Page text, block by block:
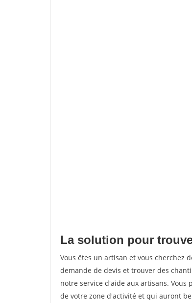
La solution pour
Vous êtes un artisan et vous cherchez
demande de devis et trouver des
notre service d'aide aux artisans.
de votre zone d'activité et qui auront